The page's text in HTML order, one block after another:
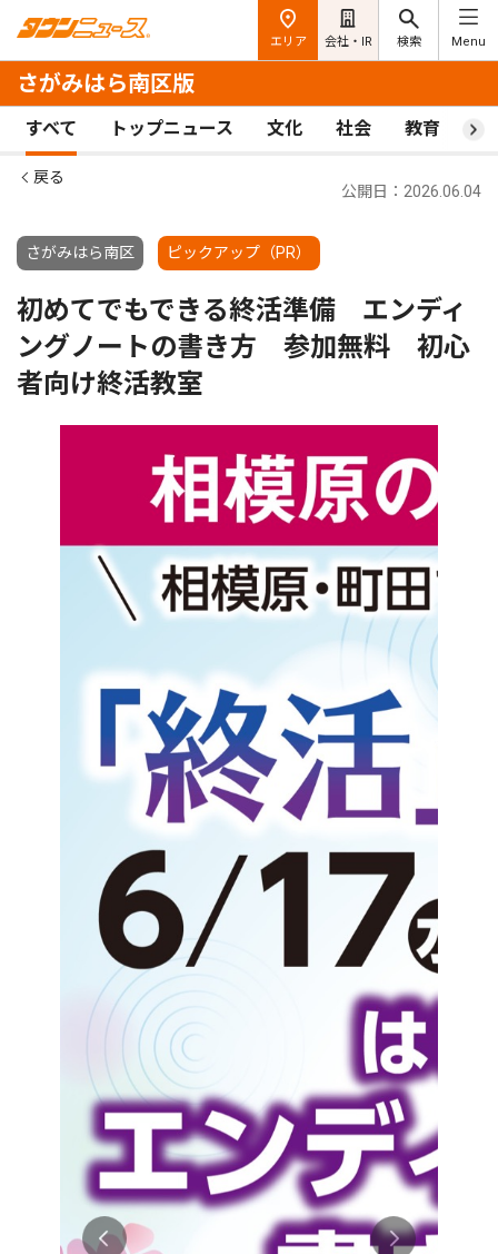
エリア 会社・IR 検索 Menu
さがみはら南区版
すべて トップニュース 文化 社会 教育 ス
戻る
さがみはら南区 ピックアップ（PR）
公開日：2026.06.04
初めてでもできる終活準備 エンディ
ングノートの書き方 参加無料 初心
者向け終活教室